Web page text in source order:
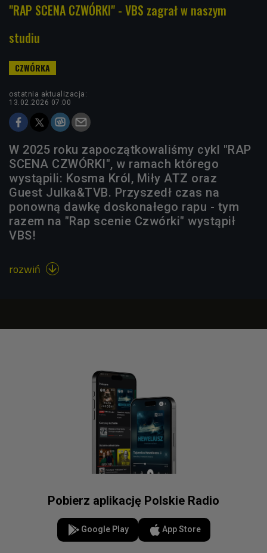
"RAP SCENA CZWÓRKI" - VBS zagrał w naszym
studiu
ostatnia aktualizacja:
13.02.2026 07:00
W 2025 roku zapoczątkowaliśmy cykl "RAP
SCENA CZWÓRKI", w ramach którego
wystąpili: Kosma Król, Miły ATZ oraz
Guest Julka&TVB. Przyszedł czas na
ponowną dawkę doskonałego rapu - tym
razem na "Rap scenie Czwórki" wystąpił
VBS!
rozwiń 
Pobierz aplikację Polskie Radio
Google Play App Store